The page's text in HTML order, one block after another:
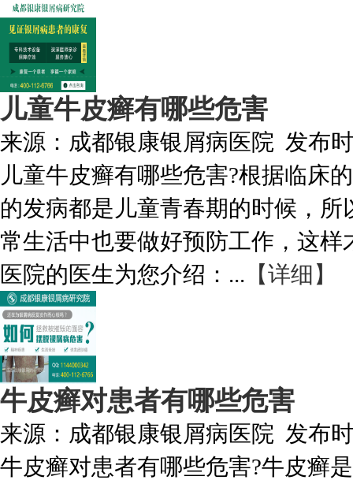
儿童牛皮癣有哪些危害
来源： 成都银康银屑病医院 发布
儿童牛皮癣有哪些危害?根据临床
的发病都是儿童青春期的时候，
常生活中也要做好预防工作，这
医院的医生为您介绍：... 【详细】
牛皮癣对患者有哪些危害
来源： 成都银康银屑病医院 发布
牛皮癣对患者有哪些危害?牛皮癣